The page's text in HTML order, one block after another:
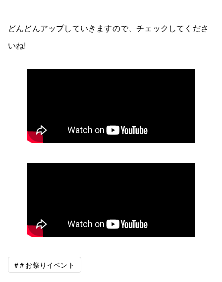
どんどんアップしていきますので、チェックしてくださ
いね!
#＃お祭りイベント